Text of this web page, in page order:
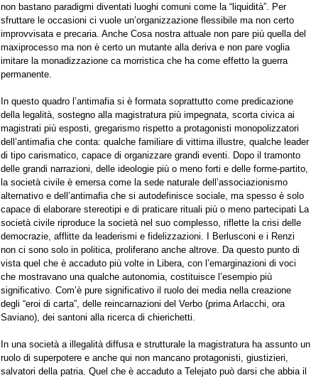
non bastano paradigmi diventati luoghi comuni come la “liquidità”. Per
sfruttare le occasioni ci vuole un’organizzazione flessibile ma non certo
improvvisata e precaria. Anche Cosa nostra attuale non pare più quella del
maxiprocesso ma non è certo un mutante alla deriva e non pare voglia
imitare la monadizzazione ca morristica che ha come effetto la guerra
permanente.
In questo quadro l’antimafia si è formata soprattutto come predicazione
della legalità, sostegno alla magistratura più impegnata, scorta civica ai
magistrati più esposti, gregarismo rispetto a protagonisti monopolizzatori
dell’antimafia che conta: qualche familiare di vittima illustre, qualche leader
di tipo carismatico, capace di organizzare grandi eventi. Dopo il tramonto
delle grandi narrazioni, delle ideologie più o meno forti e delle forme-partito,
la società civile è emersa come la sede naturale dell’associazionismo
alternativo e dell’antimafia che si autodefinisce sociale, ma spesso è solo
capace di elaborare stereotipi e di praticare rituali più o meno partecipati La
società civile riproduce la società nel suo complesso, riflette la crisi delle
democrazie, afflitte da leaderismi e fidelizzazioni. I Berlusconi e i Renzi
non ci sono solo in politica, proliferano anche altrove. Da questo punto di
vista quel che è accaduto più volte in Libera, con l’emarginazioni di voci
che mostravano una qualche autonomia, costituisce l’esempio più
significativo. Com’è pure significativo il ruolo dei media nella creazione
degli “eroi di carta”, delle reincarnazioni del Verbo (prima Arlacchi, ora
Saviano), dei santoni alla ricerca di chierichetti.
In una società a illegalità diffusa e strutturale la magistratura ha assunto un
ruolo di superpotere e anche qui non mancano protagonisti, giustizieri,
salvatori della patria. Quel che è accaduto a Telejato può darsi che abbia il